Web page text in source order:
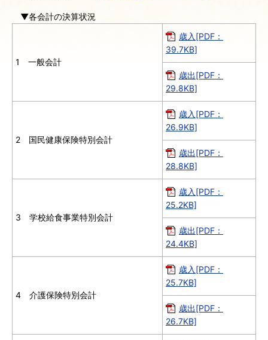
▼各会計の決算状況
1 一般会計
歳入[PDF：
39.7KB]
歳出[PDF：
29.8KB]
2 国民健康保険特別会計
歳入[PDF：
26.9KB]
歳出[PDF：
28.8KB]
3 学校給食事業特別会計
歳入[PDF：
25.2KB]
歳出[PDF：
24.4KB]
4 介護保険特別会計
歳入[PDF：
25.7KB]
歳出[PDF：
26.7KB]